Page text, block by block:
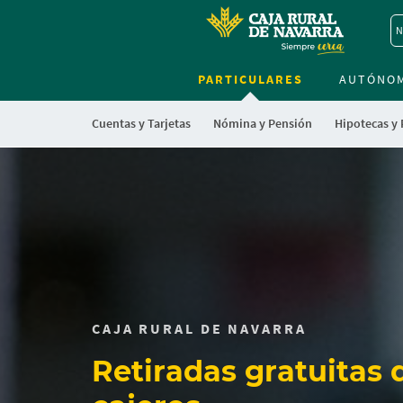
PARTICULARES
Cuentas y Tarjetas Nómina y Pensión Hipotecas y
CAJA RURAL DE NAVARRA
Retiradas gratuitas